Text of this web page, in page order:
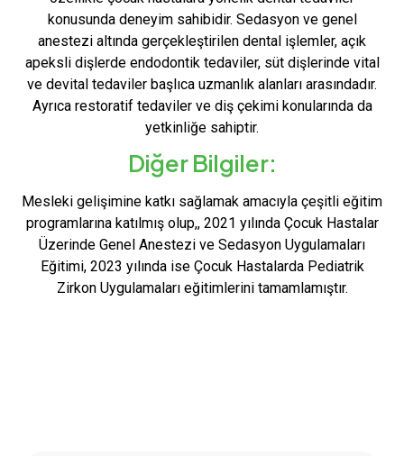
konusunda deneyim sahibidir. Sedasyon ve genel
anestezi altında gerçekleştirilen dental işlemler, açık
apeksli dişlerde endodontik tedaviler, süt dişlerinde vital
ve devital tedaviler başlıca uzmanlık alanları arasındadır.
Ayrıca restoratif tedaviler ve diş çekimi konularında da
yetkinliğe sahiptir.
Diğer Bilgiler:
Mesleki gelişimine katkı sağlamak amacıyla çeşitli eğitim
programlarına katılmış olup,, 2021 yılında Çocuk Hastalar
Üzerinde Genel Anestezi ve Sedasyon Uygulamaları
Eğitimi, 2023 yılında ise Çocuk Hastalarda Pediatrik
Zirkon Uygulamaları eğitimlerini tamamlamıştır.